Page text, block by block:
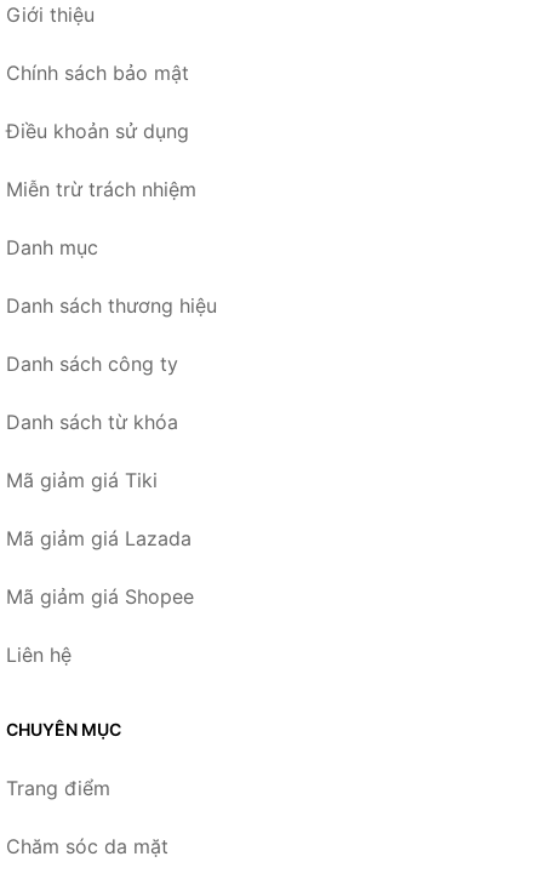
Giới thiệu
Chính sách bảo mật
Điều khoản sử dụng
Miễn trừ trách nhiệm
Danh mục
Danh sách thương hiệu
Danh sách công ty
Danh sách từ khóa
Mã giảm giá Tiki
Mã giảm giá Lazada
Mã giảm giá Shopee
Liên hệ
CHUYÊN MỤC
Trang điểm
Chăm sóc da mặt